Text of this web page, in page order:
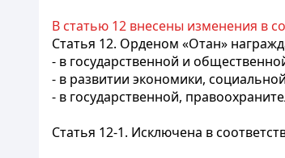
В статью 12 внесены изменения в
Статья 12. Орденом «Отан»
- в государственной и
- в развитии экономики,
- в государственной,
Статья 12-1. Исключена в